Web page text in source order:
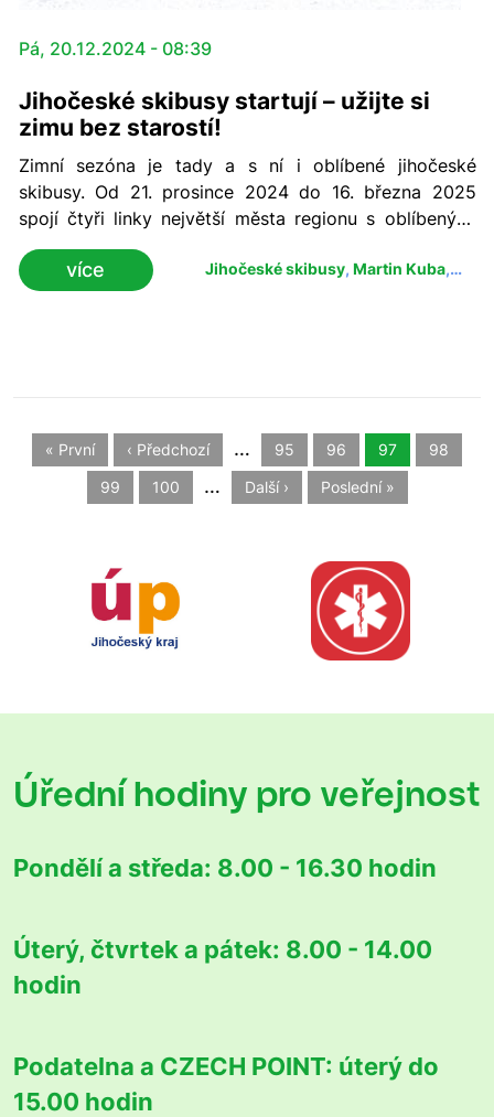
Pá, 20.12.2024 - 08:39
Jihočeské skibusy startují – užijte si
zimu bez starostí!
Zimní sezóna je tady a s ní i oblíbené jihočeské
skibusy. Od 21. prosince 2024 do 16. března 2025
spojí čtyři linky největší města regionu s oblíbenými
lyžařskými a běžkařskými lokalitami Jihočeského
kraje. Navíc nabízejí atraktivní slevy na skipasy pro
cestující. „Skibusy jsou ideální volbou pro každého,
více Jihočeské skibusy,Martin Kuba,
« První ‹ Předchozí … 95 96 97 98
99 100 … Další › Poslední »
Úřední hodiny pro veřejnost
Pondělí a středa: 8.00 - 16.30 hodin
Úterý, čtvrtek a pátek: 8.00 - 14.00
hodin
Podatelna a CZECH POINT: úterý do
15.00 hodin